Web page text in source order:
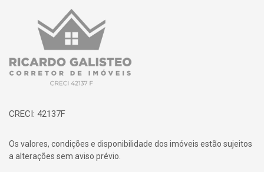
Página inicial
CRECI: 42137F
Os valores, condições e disponibilidade dos imóveis estão sujeitos
a alterações sem aviso prévio.